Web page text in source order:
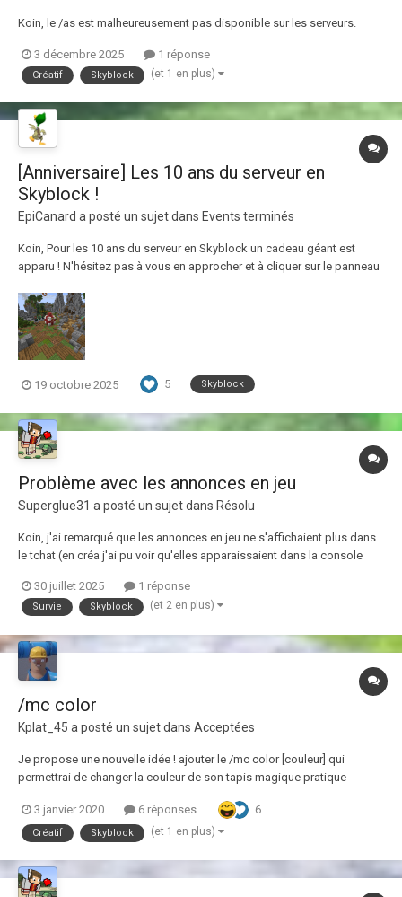
Koin, le /as est malheureusement pas disponible sur les serveurs.
3 décembre 2025 1 réponse
Créatif Skyblock (et 1 en plus)
[Anniversaire] Les 10 ans du serveur en
Skyblock !
EpiCanard a posté un sujet dans Events terminés
Koin, Pour les 10 ans du serveur en Skyblock un cadeau géant est
apparu ! N'hésitez pas à vous en approcher et à cliquer sur le panneau
jusqu'au lundi 10 novembre 23h59. Bon jeu à tous durant cette période
d'anniversaire !
19 octobre 2025 5 Skyblock
Problème avec les annonces en jeu
Superglue31 a posté un sujet dans Résolu
Koin, j'ai remarqué que les annonces en jeu ne s'affichaient plus dans
le tchat (en créa j'ai pu voir qu'elles apparaissaient dans la console
30 juillet 2025
1 réponse
Survie Skyblock (et 2 en plus)
/mc color
Kplat_45 a posté un sujet dans Acceptées
Je propose une nouvelle idée ! ajouter le /mc color [couleur] qui
permettrai de changer la couleur de son tapis magique pratique
3 janvier 2020 6 réponses 6
Créatif Skyblock (et 1 en plus)